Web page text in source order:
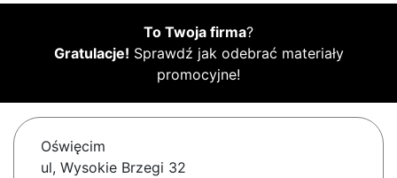
To Twoja firma?
Gratulacje! Sprawdź jak odebrać materiały
promocyjne!
Oświęcim
ul, Wysokie Brzegi 32